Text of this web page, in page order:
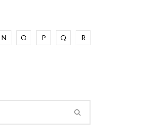
N O P Q R